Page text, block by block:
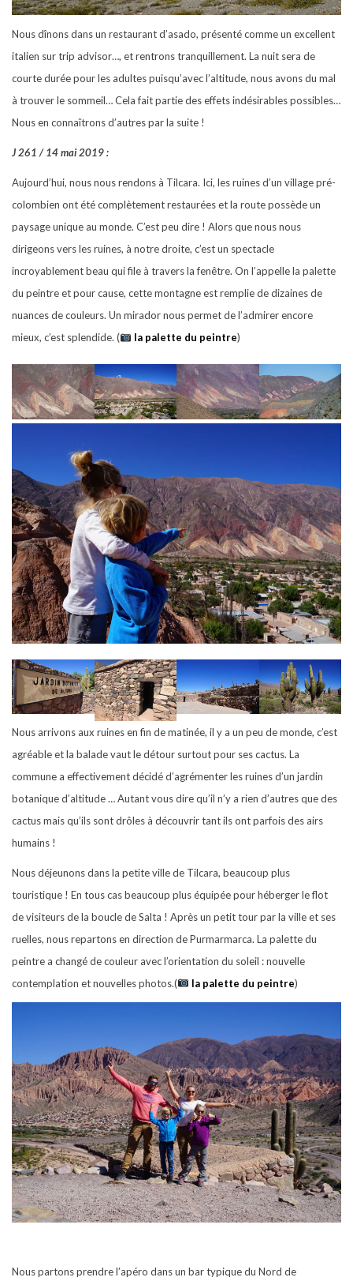
Nous dînons dans un restaurant d’asado, présenté comme un excellent
italien sur trip advisor…, et rentrons tranquillement. La nuit sera de
courte durée pour les adultes puisqu’avec l’altitude, nous avons du mal
à trouver le sommeil… Cela fait partie des effets indésirables possibles…
Nous en connaîtrons d’autres par la suite !
J 261 / 14 mai 2019 :
Aujourd’hui, nous nous rendons à Tilcara. Ici, les ruines d’un village pré-
colombien ont été complètement restaurées et la route possède un
paysage unique au monde. C’est peu dire ! Alors que nous nous
dirigeons vers les ruines, à notre droite, c’est un spectacle
incroyablement beau qui file à travers la fenêtre. On l’appelle la palette
du peintre et pour cause, cette montagne est remplie de dizaines de
nuances de couleurs. Un mirador nous permet de l’admirer encore
mieux, c’est splendide. ( la palette du peintre)
Nous arrivons aux ruines en fin de matinée, il y a un peu de monde, c’est
agréable et la balade vaut le détour surtout pour ses cactus. La
commune a effectivement décidé d’agrémenter les ruines d’un jardin
botanique d’altitude … Autant vous dire qu’il n’y a rien d’autres que des
cactus mais qu’ils sont drôles à découvrir tant ils ont parfois des airs
humains !
Nous déjeunons dans la petite ville de Tilcara, beaucoup plus
touristique ! En tous cas beaucoup plus équipée pour héberger le flot
de visiteurs de la boucle de Salta ! Après un petit tour par la ville et ses
ruelles, nous repartons en direction de Purmarmarca. La palette du
peintre a changé de couleur avec l’orientation du soleil : nouvelle
contemplation et nouvelles photos.( la palette du peintre)
Nous partons prendre l’apéro dans un bar typique du Nord de